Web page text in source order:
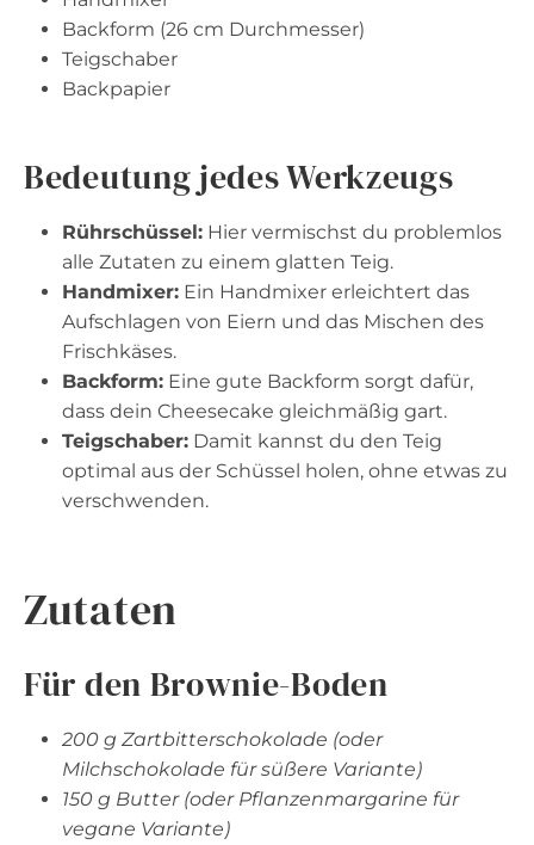
Backform (26 cm Durchmesser)
Teigschaber
Backpapier
Bedeutung jedes Werkzeugs
Rührschüssel: Hier vermischst du problemlos
alle Zutaten zu einem glatten Teig.
Handmixer: Ein Handmixer erleichtert das
Aufschlagen von Eiern und das Mischen des
Frischkäses.
Backform: Eine gute Backform sorgt dafür,
dass dein Cheesecake gleichmäßig gart.
Teigschaber: Damit kannst du den Teig
optimal aus der Schüssel holen, ohne etwas zu
verschwenden.
Zutaten
Für den Brownie-Boden
200 g Zartbitterschokolade (oder
Milchschokolade für süßere Variante)
150 g Butter (oder Pflanzenmargarine für
vegane Variante)